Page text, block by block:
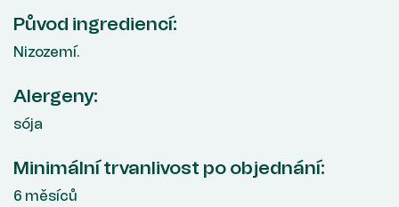
Původ ingrediencí:
Nizozemí.
Alergeny:
sója
Minimální trvanlivost po objednání:
6 měsíců